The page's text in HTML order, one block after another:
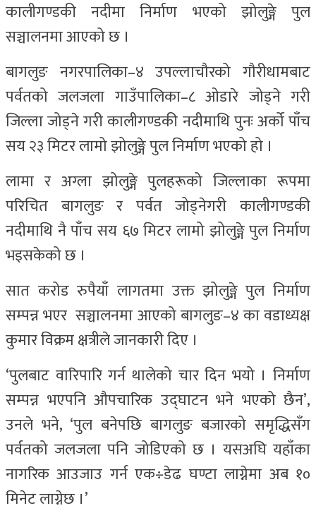
कालीगण्डकी नदीमा निर्माण भएको झोलुङ्गे पुल
सञ्चालनमा आएको छ ।
बागलुङ नगरपालिका–४ उपल्लाचौरको गौरीधामबाट
पर्वतको जलजला गाउँपालिका–८ ओडारे जोड्ने गरी
जिल्ला जोड्ने गरी कालीगण्डकी नदीमाथि पुनः अर्को पाँच
सय २३ मिटर लामो झोलुङ्गे पुल निर्माण भएको हो ।
लामा र अग्ला झोलुङ्गे पुलहरूको जिल्लाका रूपमा
परिचित बागलुङ र पर्वत जोड्नेगरी कालीगण्डकी
नदीमाथि नै पाँच सय ६७ मिटर लामो झोलुङ्गे पुल निर्माण
भइसकेको छ ।
सात करोड रुपैयाँ लागतमा उक्त झोलुङ्गे पुल निर्माण
सम्पन्न भएर सञ्चालनमा आएको बागलुङ–४ का वडाध्यक्ष
कुमार विक्रम क्षत्रीले जानकारी दिए ।
‘पुलबाट वारिपारि गर्न थालेको चार दिन भयो । निर्माण
सम्पन्न भएपनि औपचारिक उद्घाटन भने भएको छैन’,
उनले भने, ‘पुल बनेपछि बागलुङ बजारको समृद्धिसँग
पर्वतको जलजला पनि जोडिएको छ । यसअघि यहाँका
नागरिक आउजाउ गर्न एक÷डेढ घण्टा लाग्नेमा अब १०
मिनेट लाग्नेछ ।’